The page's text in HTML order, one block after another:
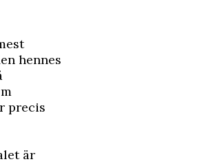
hennes
precis
är